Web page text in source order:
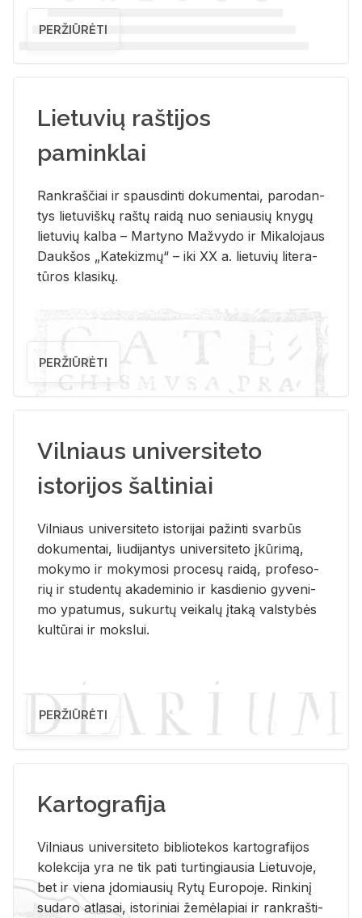
PERŽIŪRĖTI
Lietuvių raštijos
paminklai
Rank­raš­čiai ir spaus­din­ti do­ku­men­tai, pa­ro­dan­
tys lie­tu­viš­kų raš­tų rai­dą nuo se­niau­sių kny­gų
lie­tu­vių kal­ba – Mar­ty­no Ma­žvy­do ir Mi­ka­lo­jaus
Dauk­šos „Ka­te­kiz­mų“ – iki XX a. lie­tu­vių li­te­ra­
tū­ros kla­si­kų.
PERŽIŪRĖTI
Vilniaus universiteto
istorijos šaltiniai
Vil­niaus uni­ver­si­te­to is­to­ri­jai pa­žin­ti svar­būs
do­ku­men­tai, liu­di­jan­tys uni­ver­si­te­to įkū­ri­mą,
mo­ky­mo ir mo­ky­mo­si pro­ce­sų rai­dą, pro­fe­so­
rių ir stu­den­tų aka­de­mi­nio ir kas­die­nio gy­ve­ni­
mo ypa­tu­mus, su­kur­tų vei­ka­lų įta­ką vals­ty­bės
kul­tū­rai ir moks­lui.
PERŽIŪRĖTI
Kartografija
Vil­niaus uni­ver­si­te­to bi­b­lio­te­kos kar­to­gra­fi­jos
ko­lek­ci­ja yra ne tik pati tur­tin­giau­sia Lie­tu­vo­je,
bet ir vie­na įdo­miau­sių Rytų Eu­ro­po­je. Rin­ki­nį
su­da­ro at­la­sai, is­to­ri­niai že­mė­la­piai ir rank­raš­ti­